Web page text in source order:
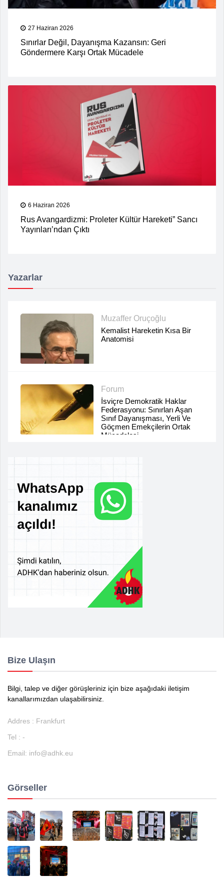
27 Haziran 2026
Sınırlar Değil, Dayanışma Kazansın: Geri
Göndermere Karşı Ortak Mücadele
6 Haziran 2026
Rus Avangardizmi: Proleter Kültür Hareketi” Sancı
Yayınları’ndan Çıktı
Yazarlar
Muzaffer Oruçoğlu
Kemalist Hareketin Kısa Bir
Anatomisi
Forum
İsviçre Demokratik Haklar
Federasyonu: Sınırları Aşan
Sınıf Dayanışması, Yerli Ve
Göçmen Emekçilerin Ortak
Mücadelesi
Bize Ulaşın
Bilgi, talep ve diğer görüşleriniz için bize aşağıdaki iletişim
kanallarımızdan ulaşabilirsiniz.
Addres : Frankfurt
Tel : -
Email: info@adhk.eu
Görseller